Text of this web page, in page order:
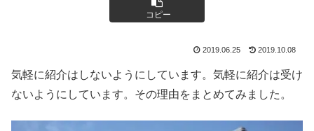
コピー
2019.06.25 2019.10.08
気軽に紹介はしないようにしています。気軽に紹介は受け
ないようにしています。その理由をまとめてみました。